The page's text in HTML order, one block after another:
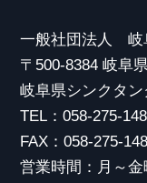
一般社団法人 岐
〒500-8384 岐阜
岐阜県シンクタ
TEL：058-275-
FAX：058-275-
営業時間：月～